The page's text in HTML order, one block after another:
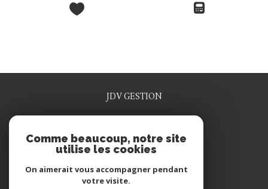
JDV GESTION
jdv.gestion@wanadoo.fr
1 rue rené grosdidier
Comme beaucoup, notre site
utilise les cookies
On aimerait vous accompagner pendant
votre visite.